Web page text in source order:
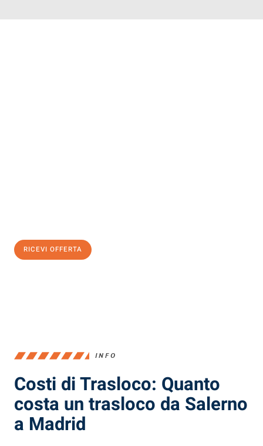
RICEVI OFFERTA
INFO
Costi di Trasloco: Quanto
costa un trasloco da Salerno
a Madrid